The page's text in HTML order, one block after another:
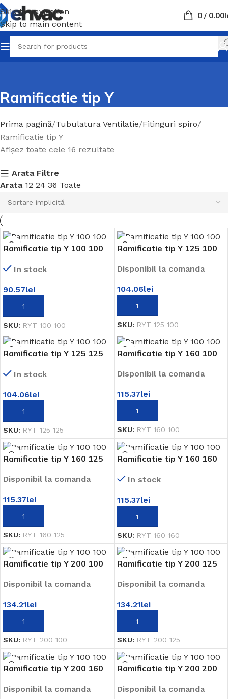
Skip to navigation
Skip to main content
0 / 0.00
Ramificatie tip Y
Prima pagină Tubulatura Ventilatie Fitinguri spiro
Ramificatie tip Y
Afișez toate cele 16 rezultate
Arata Filtre
Arata 12 24 36 Toate
Ramificatie tip Y 100 100
In stock
90.57lei
ADAUGĂ ÎN COȘ
SKU: RYT 100 100
Ramificatie tip Y 125 100
Disponibil la comanda
104.06lei
ADAUGĂ ÎN COȘ
SKU: RYT 125 100
Ramificatie tip Y 125 125
In stock
104.06lei
ADAUGĂ ÎN COȘ
SKU: RYT 125 125
Ramificatie tip Y 160 100
Disponibil la comanda
115.37lei
ADAUGĂ ÎN COȘ
SKU: RYT 160 100
Ramificatie tip Y 160 125
Disponibil la comanda
115.37lei
ADAUGĂ ÎN COȘ
SKU: RYT 160 125
Ramificatie tip Y 160 160
In stock
115.37lei
ADAUGĂ ÎN COȘ
SKU: RYT 160 160
Ramificatie tip Y 200 100
Disponibil la comanda
134.21lei
ADAUGĂ ÎN COȘ
SKU: RYT 200 100
Ramificatie tip Y 200 125
Disponibil la comanda
134.21lei
ADAUGĂ ÎN COȘ
SKU: RYT 200 125
Ramificatie tip Y 200 160
Disponibil la comanda
Ramificatie tip Y 200 200
Disponibil la comanda